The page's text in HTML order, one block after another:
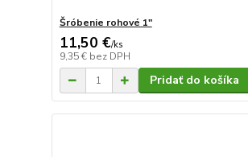
Šróbenie rohové 1"
11,50 €/ks
9,35 € bez DPH
Pridať do košíka